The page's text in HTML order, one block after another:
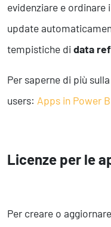
evidenziare e
update
tempistiche di data
Per saperne di più
users: Apps in Power
Licenze per le
Per creare o